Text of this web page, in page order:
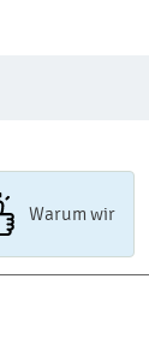
Warum wir